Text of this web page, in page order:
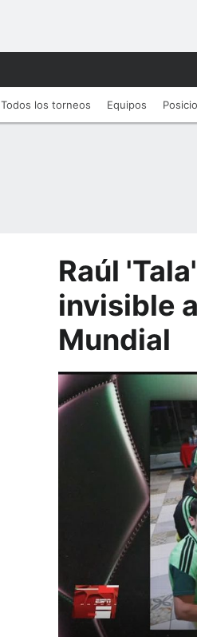
Todos los torneos Equipos
Raúl
invisible
Mundial